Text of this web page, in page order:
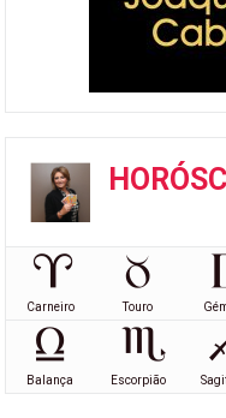
Carneiro Touro
Balança Escorpião